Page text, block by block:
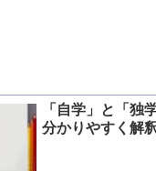
「自学」と「独
分かりやすく解